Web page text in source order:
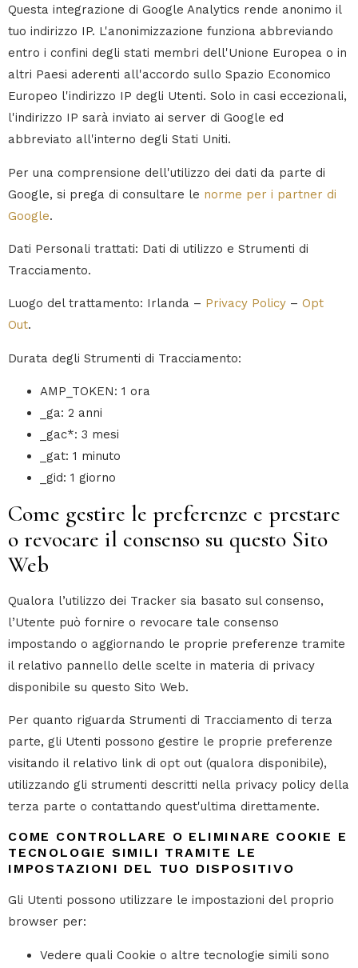
Questa integrazione di Google Analytics rende anonimo il
tuo indirizzo IP. L'anonimizzazione funziona abbreviando
entro i confini degli stati membri dell'Unione Europea o in
altri Paesi aderenti all'accordo sullo Spazio Economico
Europeo l'indirizzo IP degli Utenti. Solo in casi eccezionali,
l'indirizzo IP sarà inviato ai server di Google ed
abbreviato all'interno degli Stati Uniti.
Per una comprensione dell'utilizzo dei dati da parte di
Google, si prega di consultare le norme per i partner di
Google.
Dati Personali trattati: Dati di utilizzo e Strumenti di
Tracciamento.
Luogo del trattamento: Irlanda – Privacy Policy – Opt
Out.
Durata degli Strumenti di Tracciamento:
AMP_TOKEN: 1 ora
_ga: 2 anni
_gac*: 3 mesi
_gat: 1 minuto
_gid: 1 giorno
Come gestire le preferenze e prestare
o revocare il consenso su questo Sito
Web
Qualora l’utilizzo dei Tracker sia basato sul consenso,
l’Utente può fornire o revocare tale consenso
impostando o aggiornando le proprie preferenze tramite
il relativo pannello delle scelte in materia di privacy
disponibile su questo Sito Web.
Per quanto riguarda Strumenti di Tracciamento di terza
parte, gli Utenti possono gestire le proprie preferenze
visitando il relativo link di opt out (qualora disponibile),
utilizzando gli strumenti descritti nella privacy policy della
terza parte o contattando quest'ultima direttamente.
COME CONTROLLARE O ELIMINARE COOKIE E
TECNOLOGIE SIMILI TRAMITE LE
IMPOSTAZIONI DEL TUO DISPOSITIVO
Gli Utenti possono utilizzare le impostazioni del proprio
browser per:
Vedere quali Cookie o altre tecnologie simili sono